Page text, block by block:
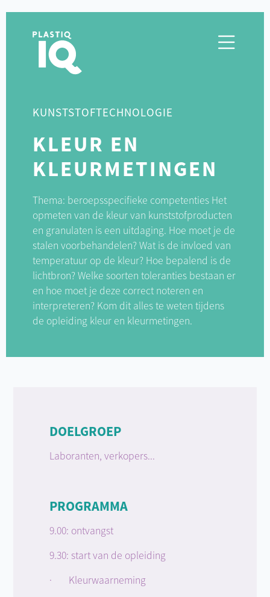
KUNSTSTOFTECHNOLOGIE
KLEUR EN
KLEURMETINGEN
Thema: beroepsspecifieke competenties Het
opmeten van de kleur van kunststofproducten
en granulaten is een uitdaging. Hoe moet je de
stalen voorbehandelen? Wat is de invloed van
temperatuur op de kleur? Hoe bepalend is de
lichtbron? Welke soorten toleranties bestaan er
en hoe moet je deze correct noteren en
interpreteren? Kom dit alles te weten tijdens
de opleiding kleur en kleurmetingen.
DOELGROEP
Laboranten, verkopers...
PROGRAMMA
9.00: ontvangst
9.30: start van de opleiding
· Kleurwaarneming